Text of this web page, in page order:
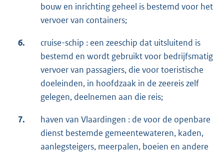
bouw en inrichting geheel is bestemd voor het
vervoer van containers;
6.
cruise-schip : een zeeschip dat uitsluitend is
bestemd en wordt gebruikt voor bedrijfsmatig
vervoer van passagiers, die voor toeristische
doeleinden, in hoofdzaak in de zeereis zelf
gelegen, deelnemen aan die reis;
7.
haven van Vlaardingen : de voor de openbare
dienst bestemde gemeentewateren, kaden,
aanlegsteigers, meerpalen, boeien en andere